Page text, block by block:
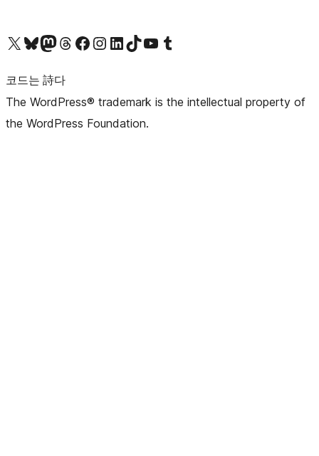
X(이전 트위터) 계정 방문하기블루스카이 계정 방문하기마스토돈 계정 방문하기스레드 계정 방문하기 페이스북 페이지 방문하기인스타그램 계정 방문하기 LinkedIn 계정 방문하기틱톡 계정 방문하기유튜브 채널 방문하기 텀블러 계정 방문하기
코드는 詩다
The WordPress® trademark is the intellectual property of
the WordPress Foundation.